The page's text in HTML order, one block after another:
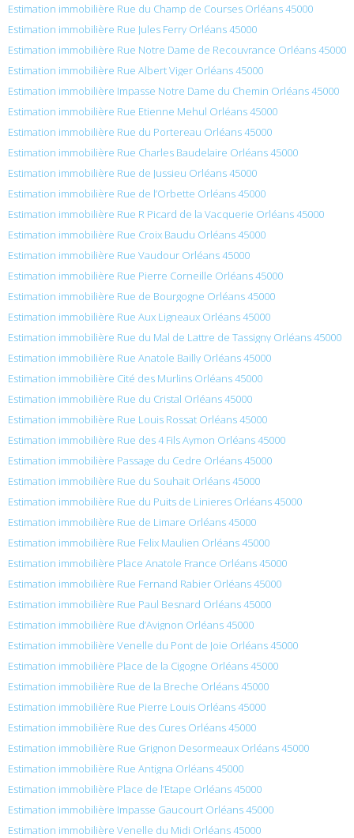
Estimation immobilière Rue du Champ de Courses Orléans 45000
Estimation immobilière Rue Jules Ferry Orléans 45000
Estimation immobilière Rue Notre Dame de Recouvrance Orléans 45000
Estimation immobilière Rue Albert Viger Orléans 45000
Estimation immobilière Impasse Notre Dame du Chemin Orléans 45000
Estimation immobilière Rue Etienne Mehul Orléans 45000
Estimation immobilière Rue du Portereau Orléans 45000
Estimation immobilière Rue Charles Baudelaire Orléans 45000
Estimation immobilière Rue de Jussieu Orléans 45000
Estimation immobilière Rue de l’Orbette Orléans 45000
Estimation immobilière Rue R Picard de la Vacquerie Orléans 45000
Estimation immobilière Rue Croix Baudu Orléans 45000
Estimation immobilière Rue Vaudour Orléans 45000
Estimation immobilière Rue Pierre Corneille Orléans 45000
Estimation immobilière Rue de Bourgogne Orléans 45000
Estimation immobilière Rue Aux Ligneaux Orléans 45000
Estimation immobilière Rue du Mal de Lattre de Tassigny Orléans 45000
Estimation immobilière Rue Anatole Bailly Orléans 45000
Estimation immobilière Cité des Murlins Orléans 45000
Estimation immobilière Rue du Cristal Orléans 45000
Estimation immobilière Rue Louis Rossat Orléans 45000
Estimation immobilière Rue des 4 Fils Aymon Orléans 45000
Estimation immobilière Passage du Cedre Orléans 45000
Estimation immobilière Rue du Souhait Orléans 45000
Estimation immobilière Rue du Puits de Linieres Orléans 45000
Estimation immobilière Rue de Limare Orléans 45000
Estimation immobilière Rue Felix Maulien Orléans 45000
Estimation immobilière Place Anatole France Orléans 45000
Estimation immobilière Rue Fernand Rabier Orléans 45000
Estimation immobilière Rue Paul Besnard Orléans 45000
Estimation immobilière Rue d’Avignon Orléans 45000
Estimation immobilière Venelle du Pont de Joie Orléans 45000
Estimation immobilière Place de la Cigogne Orléans 45000
Estimation immobilière Rue de la Breche Orléans 45000
Estimation immobilière Rue Pierre Louis Orléans 45000
Estimation immobilière Rue des Cures Orléans 45000
Estimation immobilière Rue Grignon Desormeaux Orléans 45000
Estimation immobilière Rue Antigna Orléans 45000
Estimation immobilière Place de l’Etape Orléans 45000
Estimation immobilière Impasse Gaucourt Orléans 45000
Estimation immobilière Venelle du Midi Orléans 45000